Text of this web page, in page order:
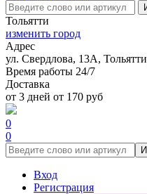
Тольятти
изменить город
Адрес
ул. Свердлова, 13А,
Время работы 24/7
Доставка
от 3 дней от 170 руб
0
0
Вход
Регистрация